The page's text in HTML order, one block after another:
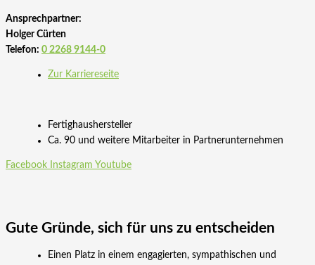
Ansprechpartner:
Holger Cürten
Telefon: 0 2268 9144-0
Zur Karriereseite
Fertighaushersteller
Ca. 90 und weitere Mitarbeiter in Partnerunternehmen
Facebook Instagram Youtube
Gute Gründe, sich für uns zu entscheiden
Einen Platz in einem engagierten, sympathischen und